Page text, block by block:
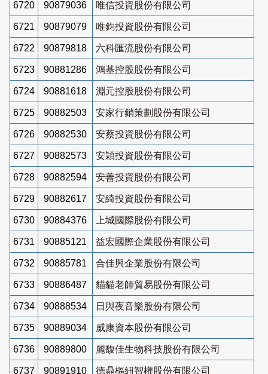
6720 90879036 唯信投資股份有限公司
6721 90879079 唯鈞投資股份有限公司
6722 90879818 六科匯流股份有限公司
6723 90881286 鴻基控股股份有限公司
6724 90881618 淵元控股股份有限公司
6725 90882503 安家行銷策劃股份有限公司
6726 90882530 安蔡投資股份有限公司
6727 90882573 安穎投資股份有限公司
6728 90882594 安善投資股份有限公司
6729 90882617 安綺投資股份有限公司
6730 90884376 上城國際股份有限公司
6731 90885121 益宏國際企業股份有限公司
6732 90885781 合佳興企業股份有限公司
6733 90886487 貓貓老師貿易股份有限公司
6734 90888534 日與夜音樂股份有限公司
6735 90889034 威康資本股份有限公司
6736 90889800 麗馥佳生物科技股份有限公司
6737 90891910 德鼎樞紐智權股份有限公司